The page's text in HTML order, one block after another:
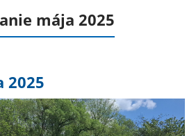
mája 2025
2025